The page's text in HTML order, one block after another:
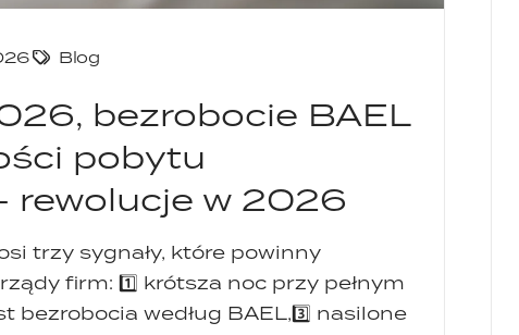
Blog
bezrobocie BAEL
pobytu
rewolucje w 2026
trzy sygnały, które powinny
firm: 1️⃣ krótsza noc przy pełnym
bezrobocia według BAEL,3️⃣ nasilone